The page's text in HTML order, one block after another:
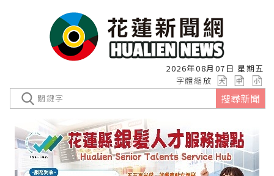
2026年08月07日 星期五
字體縮放
搜尋新聞